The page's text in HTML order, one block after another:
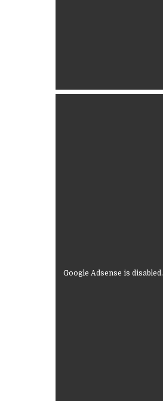
Google Adsense is disabled.